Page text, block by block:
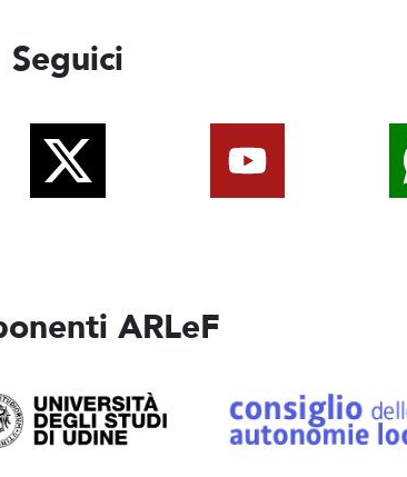
Seguici
ARLeF